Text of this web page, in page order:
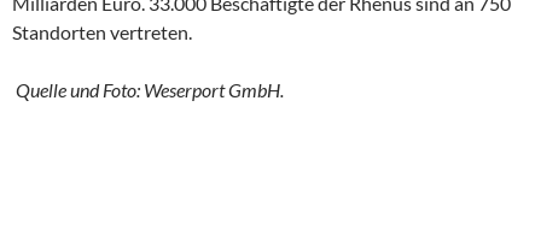
Standorten vertreten.
Quelle und Foto: Weserport GmbH.